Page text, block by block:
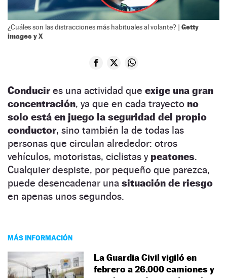
¿Cuáles son las distracciones más habituales al volante? | Getty
images y X
Conducires una actividad que exige una gran
concentración, ya que en cada trayecto no
solo está en juego la seguridad del propio
conductor, sino también la de todas las
personas que circulan alrededor: otros
vehículos, motoristas, ciclistas y peatones.
Cualquier despiste, por pequeño que parezca,
puede desencadenar una situación de riesgo
en apenas unos segundos.
MÁS INFORMACIÓN
La Guardia Civil vigiló en
febrero a 26.000 camiones y